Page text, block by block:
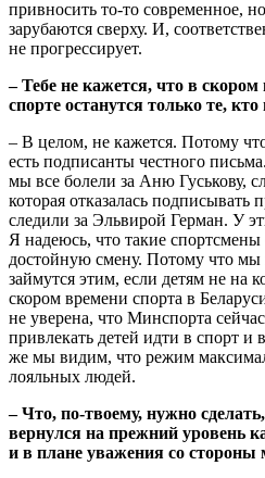
привносить то-то современное,
зарубаются сверху. И,
не прогрессирует.
– Тебе не кажется, что в
спорте останутся только те,
– В целом, не кажется. Потому
есть подписанты честного
мы все болели за Аню Гуськову,
которая отказалась
следили за Эльвирой Герман. У
Я надеюсь, что такие спортсмены
достойную смену. Потому что
займутся этим, если детям не на
скором времени спорта в
не уверена, что Минспорта
привлекать детей идти в спорт и
же мы видим, что режим
лояльных людей.
– Что, по-твоему, нужно
вернулся на прежний уровень
и в плане уважения со стороны